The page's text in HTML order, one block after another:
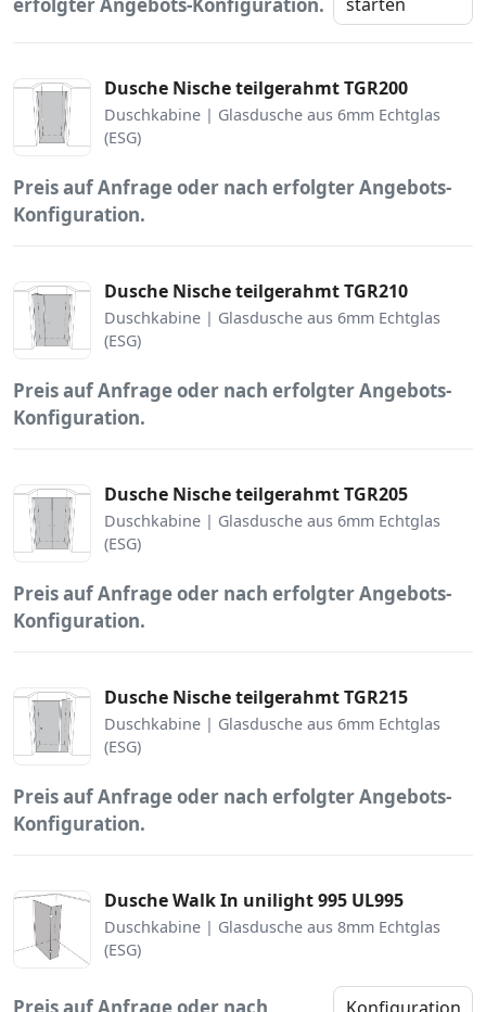
Dusche Nische teilgerahmt TGR200
Duschkabine | Glasdusche aus 6mm Echtglas
(ESG)
Preis auf Anfrage oder nach erfolgter Angebots-
Konfiguration.
Dusche Nische teilgerahmt TGR210
Duschkabine | Glasdusche aus 6mm Echtglas
(ESG)
Preis auf Anfrage oder nach erfolgter Angebots-
Konfiguration.
Dusche Nische teilgerahmt TGR205
Duschkabine | Glasdusche aus 6mm Echtglas
(ESG)
Preis auf Anfrage oder nach erfolgter Angebots-
Konfiguration.
Dusche Nische teilgerahmt TGR215
Duschkabine | Glasdusche aus 6mm Echtglas
(ESG)
Preis auf Anfrage oder nach erfolgter Angebots-
Konfiguration.
Dusche Walk In unilight 995 UL995
Duschkabine | Glasdusche aus 8mm Echtglas
(ESG)
Preis auf Anfrage oder nach